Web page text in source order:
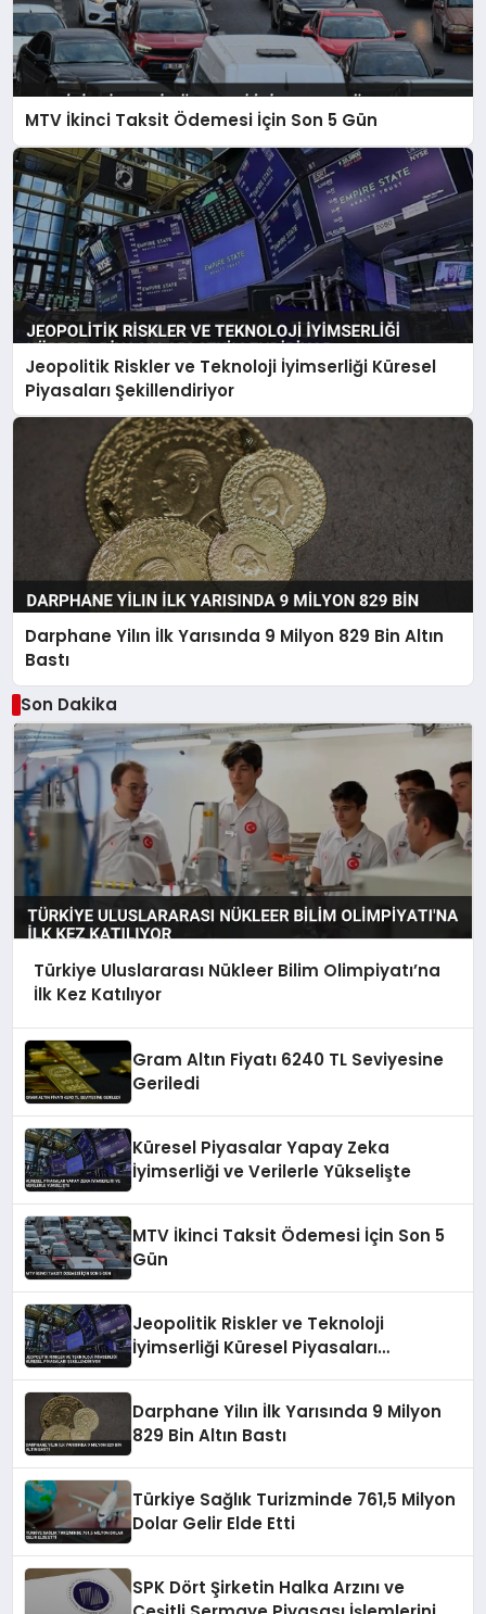
MTV İkinci Taksit Ödemesi İçin Son 5 Gün
Jeopolitik Riskler ve Teknoloji İyimserliği Küresel
Piyasaları Şekillendiriyor
Darphane Yilın İlk Yarısında 9 Milyon 829 Bin Altın
Bastı
Son Dakika
Türkiye Uluslararası Nükleer Bilim Olimpiyatı’na
İlk Kez Katılıyor
Gram Altın Fiyatı 6240 TL Seviyesine
Geriledi
Küresel Piyasalar Yapay Zeka
İyimserliği ve Verilerle Yükselişte
MTV İkinci Taksit Ödemesi İçin Son 5
Gün
Jeopolitik Riskler ve Teknoloji
İyimserliği Küresel Piyasaları
Darphane Yilın İlk Yarısında 9 Milyon
829 Bin Altın Bastı
Türkiye Sağlık Turizminde 761,5 Milyon
Dolar Gelir Elde Etti
SPK Dört Şirketin Halka Arzını ve